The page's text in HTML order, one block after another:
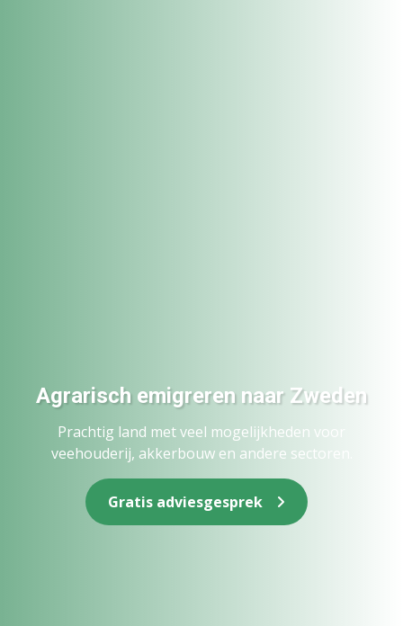
Agrarisch emigreren naar Zweden
Prachtig land met veel mogelijkheden voor
veehouderij, akkerbouw en andere sectoren.
Gratis adviesgesprek